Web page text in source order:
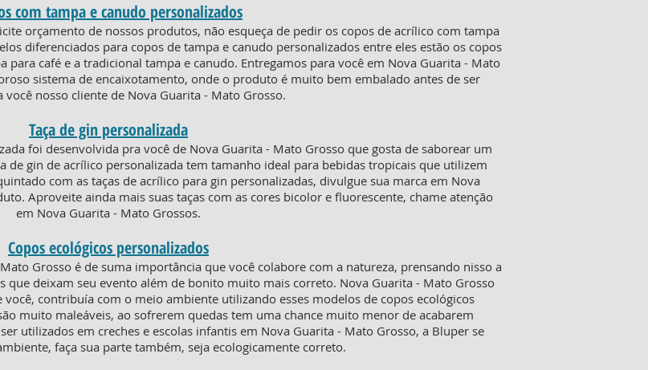
com tampa e canudo personalizados
orçamento de nossos produtos, não esqueça de pedir os copos de acrílico com tampa
diferenciados para copos de tampa e canudo personalizados entre eles estão os copos
café e a tradicional tampa e canudo. Entregamos para você em Nova Guarita - Mato
sistema de encaixotamento, onde o produto é muito bem embalado antes de ser
você nosso cliente de Nova Guarita - Mato Grosso.
Taça de gin personalizada
foi desenvolvida pra você de Nova Guarita - Mato Grosso que gosta de saborear um
de gin de acrílico personalizada tem tamanho ideal para bebidas tropicais que utilizem
com as taças de acrílico para gin personalizadas, divulgue sua marca em Nova
Aproveite ainda mais suas taças com as cores bicolor e fluorescente, chame atenção
em Nova Guarita - Mato Grossos.
Copos ecológicos personalizados
Grosso é de suma importância que você colabore com a natureza, prensando nisso a
que deixam seu evento além de bonito muito mais correto. Nova Guarita - Mato Grosso
contribuía com o meio ambiente utilizando esses modelos de copos ecológicos
muito maleáveis, ao sofrerem quedas tem uma chance muito menor de acabarem
utilizados em creches e escolas infantis em Nova Guarita - Mato Grosso, a Bluper se
faça sua parte também, seja ecologicamente correto.